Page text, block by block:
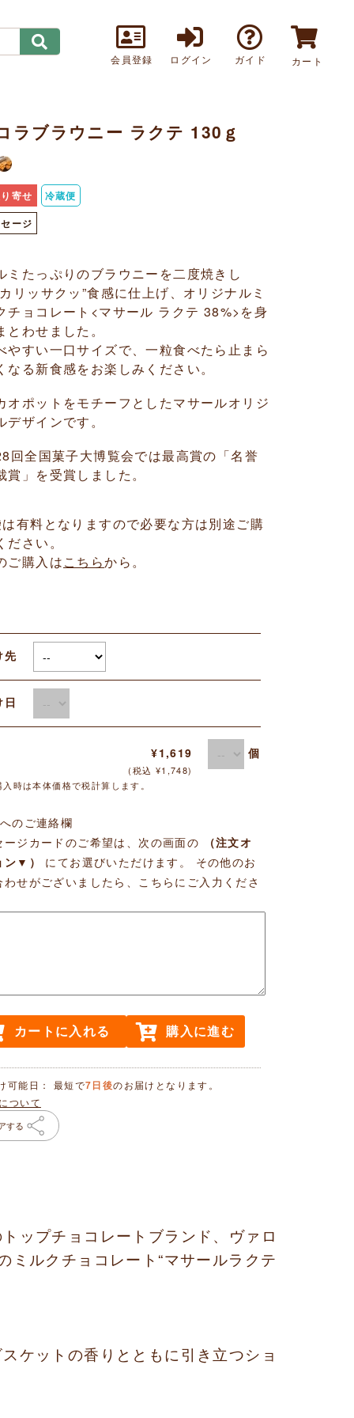
会員登録 ログイン ガイド カート
ラブラウニー ラクテ 130ｇ
寄せ
冷蔵便
ージ
ミたっぷりのブラウニーを二度焼きし
リッサクッ”食感に仕上げ、オリジナルミ
チョコレート<マサール ラクテ 38%>を身
とわせました。
やすい一口サイズで、一粒食べたら止まら
なる新食感をお楽しみください。
オポットをモチーフとしたマサールオリジ
デザインです。
回全国菓子大博覧会では最高賞の「名誉
賞」を受賞しました。
有料となりますので必要な方は別途ご購
ださい。
ご購入はこちらから。
先
日
¥1,619
(税込 ¥1,748)
個
時は本体価格で税計算します。
のご連絡欄
ージカードのご希望は、次の画面の
（注文オ
ン▼）
にてお選びいただけます。 その他のお
わせがございましたら、こちらにご入力くださ
カートに入れる 購入に進む
可能日： 最短で7日後のお届けとなります。
ついて
する
ップチョコレートブランド、ヴァロ
ミルクチョコレート “マサールラクテ
ケットの香りとともに引き立つショ